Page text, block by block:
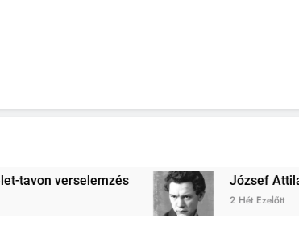
József Attila: A gondolkodó
2 Hét Ezelőtt